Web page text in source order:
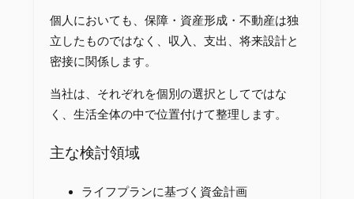
個人においても、保障・資産形成・不動産は独
立したものではなく、収入、支出、将来設計と
密接に関係します。
当社は、それぞれを個別の選択としてではな
く、生活全体の中で位置付けて整理します。
主な検討領域
ライフプランに基づく資金計画